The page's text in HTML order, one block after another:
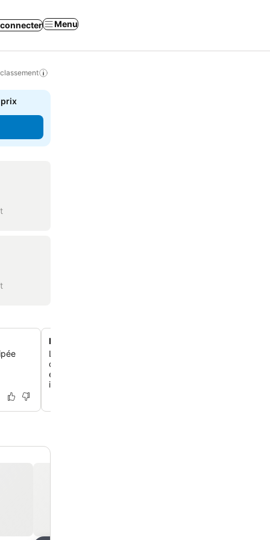
Menu
prix
Hébergements spacieux et adaptés aux familles
Les appartements sont lumineux et spacieux, avec des
comprenant des configurations à deux et trois
étant équipés de machines à laver et de plusieurs
idéaux pour les familles.